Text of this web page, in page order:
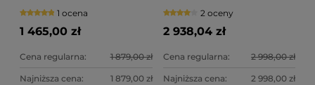
1 ocena
1 465,00 zł
Cena regularna: 1 879,00 zł
Najniższa cena: 1 879,00 zł
2 oceny
2 938,04 zł
Cena regularna: 2 998,00 zł
Najniższa cena: 2 998,00 zł